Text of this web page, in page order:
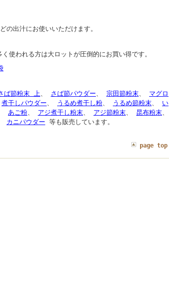
出汁にお使いいただけます。
使われる方は大ロットが圧倒的にお買い得です。
ば節粉末 上 さば節パウダー 宗田節粉末
マグロ
煮干しパウダー うるめ煮干し粉 うるめ節粉末
い
あご粉 アジ煮干し粉末 アジ節粉末 昆布粉末
カニパウダー 等も販売しています。
page top